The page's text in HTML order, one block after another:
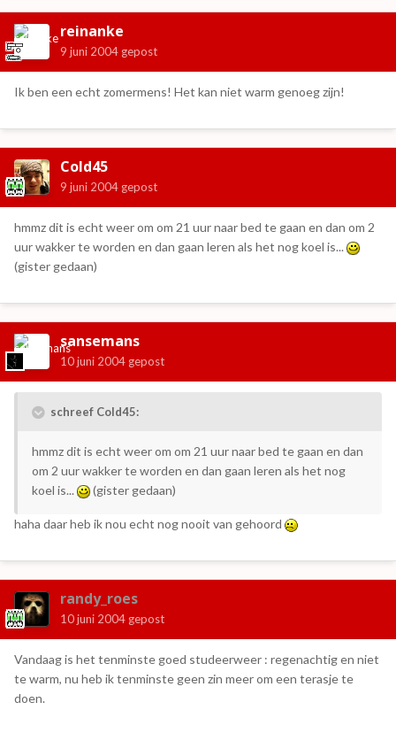
reinanke
9 juni 2004 gepost
Ik ben een echt zomermens! Het kan niet warm genoeg zijn!
Cold45
9 juni 2004 gepost
hmmz dit is echt weer om om 21 uur naar bed te gaan en dan om 2
uur wakker te worden en dan gaan leren als het nog koel is...
(gister gedaan)
sansemans
10 juni 2004 gepost
schreef Cold45:
hmmz dit is echt weer om om 21 uur naar bed te gaan en dan
om 2 uur wakker te worden en dan gaan leren als het nog
koel is...
(gister gedaan)
haha daar heb ik nou echt nog nooit van gehoord
randy_roes
10 juni 2004 gepost
Vandaag is het tenminste goed studeerweer : regenachtig en niet
te warm, nu heb ik tenminste geen zin meer om een terasje te
doen.